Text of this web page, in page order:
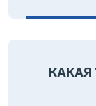
КАКАЯ